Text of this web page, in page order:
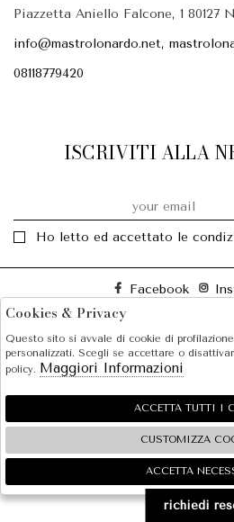
Piazzetta Aniello Falcone, 1 80127
info@mastrolonardo.net,
08118779420
ISCRIVITI ALLA
Ho letto ed accettato le
Facebook
SOLE
SHOPPING
EXTRA
2026 SOLE S.R.L. - P.iva : 07456781215
🍪
richiedi
Cookies & Privacy
Questo sito si avvale di cookie di
personalizzati. Scegli se accettare o
policy. Maggiori Informazioni
ACCETTA TUTTI I
CUSTOMIZZA
ACCETTA